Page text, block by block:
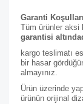
Garanti Koşulları
Tüm ürünler aksi
garantisi
kargo teslimatı
bir hasar
almayınız.
Ürün üzerinde
ürünün orijinal